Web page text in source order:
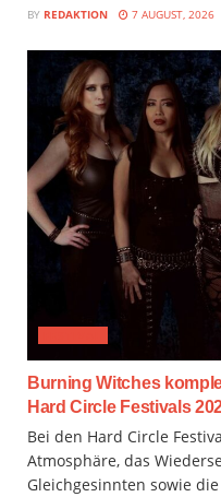
BY REDAKTION 7 AUGUST, 2026
Burning Witches
Hard Circle Festivals
Bei den Hard Circle
Atmosphäre, das
Gleichgesinnten sowie